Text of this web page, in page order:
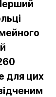
для цих